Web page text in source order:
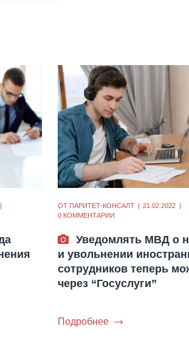
ОТ ПАРИТЕТ-КОНСАЛТ
21.02.2022
0 КОММЕНТАРИИ
Уведомлять МВД о
и увольнении
сотрудников теперь
через “Госуслуги”
Подробнее